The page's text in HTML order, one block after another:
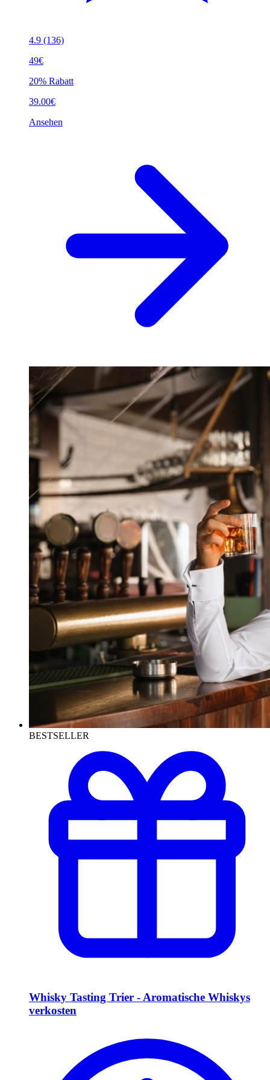
4.9 (136)
49€
20% Rabatt
39.00€
Ansehen
BESTSELLER
Whisky Tasting Trier - Aromatische Whiskys
verkosten